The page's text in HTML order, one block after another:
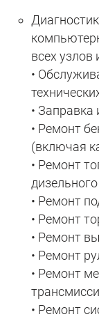
всех узлов
•
•
• Ремонт
(включая
• Ремонт
• Ремонт
• Ремонт
• Ремонт
• Ремонт
• Ремонт
• Ремонт